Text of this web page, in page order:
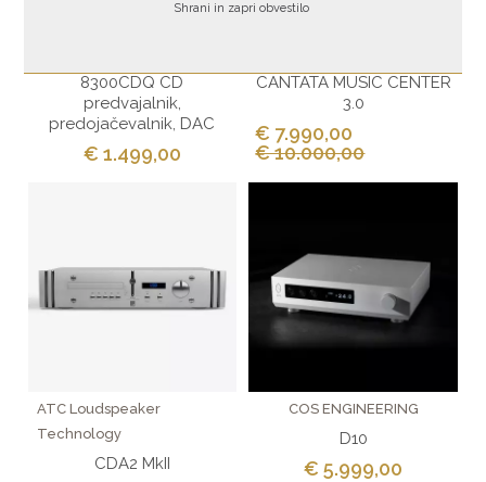
8300CDQ CD
predvajalnik,
predojačevalnik, DAC
€ 1.499,00
CANTATA MUSIC CENTER
3.0
€ 7.990,00
€ 10.000,00
ATC Loudspeaker
Technology
CDA2 MkII
COS ENGINEERING
D10
€ 5.999,00
Shrani in zapri obvestilo